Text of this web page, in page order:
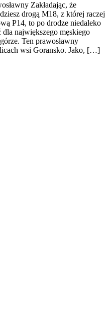
Zakładając, że
drogą M18, z której raczej
P14, to po drodze niedaleko
dla największego męskiego
Ten prawosławny
wsi Goransko. Jako, […]